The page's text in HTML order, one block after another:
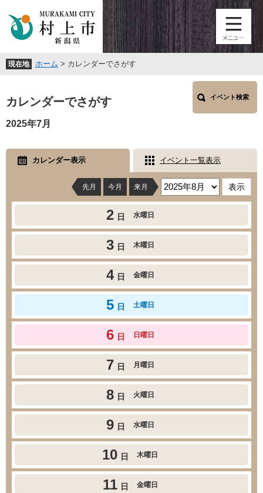
頭
。
飛
て
文
現在地 ホーム > カレンダーでさがす
文
カレンダーでさがす イベント検索
2025年7月
カレンダー表示 イベント一覧表示
先月 今月 来月
2 日 水曜日
3 日 木曜日
4 日 金曜日
5 日 土曜日
6 日 日曜日
7 日 月曜日
8 日 火曜日
9 日 水曜日
10 日 木曜日
11 日 金曜日